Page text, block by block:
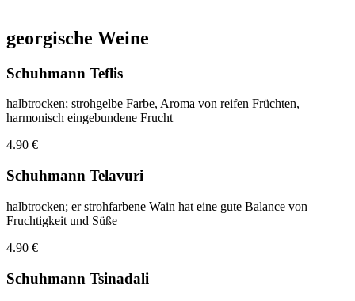
georgische Weine
Schuhmann Teflis
halbtrocken; strohgelbe Farbe, Aroma von reifen Früchten,
harmonisch eingebundene Frucht
4.90 €
Schuhmann Telavuri
halbtrocken; er strohfarbene Wain hat eine gute Balance von
Fruchtigkeit und Süße
4.90 €
Schuhmann Tsinadali